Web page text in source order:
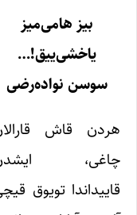
بیز هامی‌میز
یاخشی‌ییق!…
سوسن نواده‌رضی
هردن قاش قارالان
چاغی، ایشدن
قاییداندا تویوق قیچی